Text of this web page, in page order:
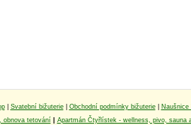
| Svatební bižuterie| Obchodní podmínky bižuterie| Naušnice
obnova tetování Apartmán Čtyřlístek - wellness, pivo, sauna